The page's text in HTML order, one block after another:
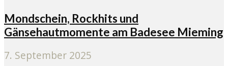
Mondschein, Rockhits und
Gänsehautmomente am Badesee Mieming
7. September 2025